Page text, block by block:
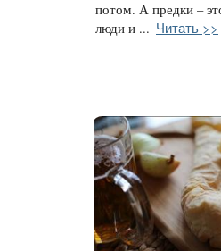
потом. А предки –
люди и ... Читать >>